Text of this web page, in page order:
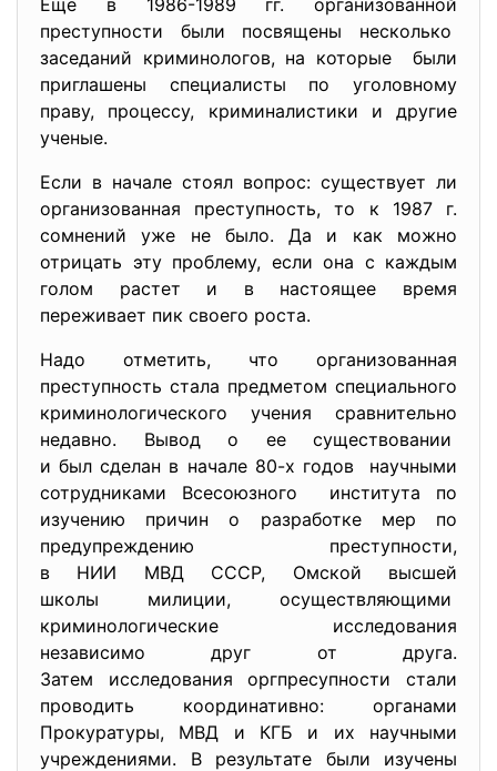
Еще в 1986-1989 гг. организованной
преступности были посвящены несколько
заседаний криминологов, на которые были
приглашены специалисты по уголовному
праву, процессу, криминалистики и другие
ученые.
Если в начале стоял вопрос: существует ли
организованная преступность, то к 1987 г.
сомнений уже не было. Да и как можно
отрицать эту проблему, если она с каждым
голом растет и в настоящее время
переживает пик своего роста.
Надо отметить, что организованная
преступность стала предметом специального
криминологического учения сравнительно
недавно. Вывод о ее существовании
и был сделан в начале 80-х годов научными
сотрудниками Всесоюзного института по
изучению причин о разработке мер по
предупреждению преступности,
в НИИ МВД СССР, Омской высшей
школы милиции, осуществляющими
криминологические исследования
независимо друг от друга.
Затем исследования оргпресупности стали
проводить координативно: органами
Прокуратуры, МВД и КГБ и их научными
учреждениями. В результате были изучены